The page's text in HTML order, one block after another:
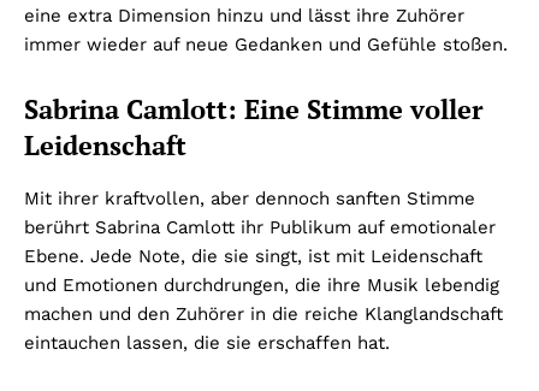
eine extra Dimension hinzu und lässt ihre Zuhörer
immer wieder auf neue Gedanken und Gefühle stoßen.
Sabrina Camlott: Eine Stimme voller
Leidenschaft
Mit ihrer kraftvollen, aber dennoch sanften Stimme
berührt Sabrina Camlott ihr Publikum auf emotionaler
Ebene. Jede Note, die sie singt, ist mit Leidenschaft
und Emotionen durchdrungen, die ihre Musik lebendig
machen und den Zuhörer in die reiche Klanglandschaft
eintauchen lassen, die sie erschaffen hat.